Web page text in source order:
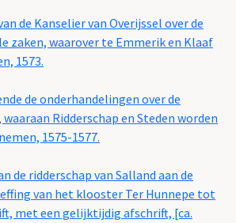
de Kanselier van Overijssel over de
zaken, waarover te Emmerik en Klaaf
1573.
de onderhandelingen over de
Ridderschap en Steden worden
1575-1577.
de ridderschap van Salland aan de
van het klooster Ter Hunnepe tot
met een gelijktijdig afschrift, [ca.